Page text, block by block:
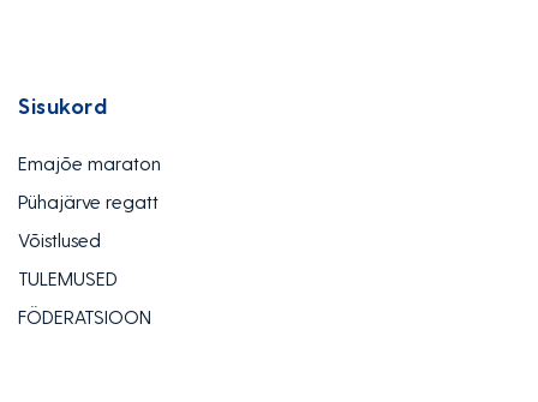
Sisukord
Emajõe maraton
Pühajärve regatt
Võistlused
TULEMUSED
FÖDERATSIOON